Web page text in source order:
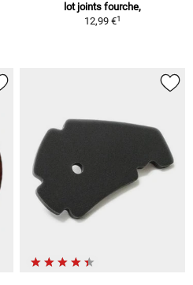
lot joints fourche,
12,99 €1